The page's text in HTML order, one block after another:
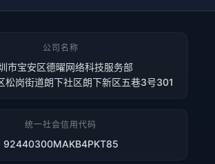
公司名称
市宝安区德曜网络科技服务部
松岗街道朗下社区朗下新区五巷3号301
统一社会信用代码
92440300MAKB4PKT85